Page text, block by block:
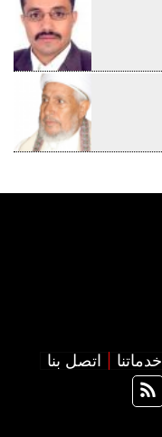
خدماتنا اتصل بنا